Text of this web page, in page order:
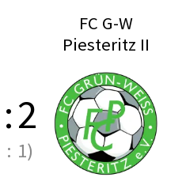
FC G-W
Piesteritz II
:2
: 1)